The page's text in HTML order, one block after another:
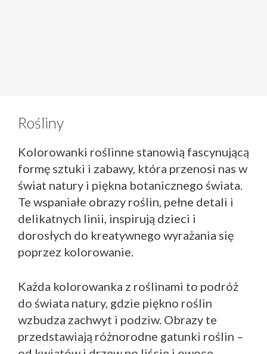
Rośliny
Kolorowanki roślinne stanowią fascynującą
formę sztuki i zabawy, która przenosi nas w
świat natury i piękna botanicznego świata.
Te wspaniałe obrazy roślin, pełne detali i
delikatnych linii, inspirują dzieci i
dorosłych do kreatywnego wyrażania się
poprzez kolorowanie.
Każda kolorowanka z roślinami to podróż
do świata natury, gdzie piękno roślin
wzbudza zachwyt i podziw. Obrazy te
przedstawiają różnorodne gatunki roślin –